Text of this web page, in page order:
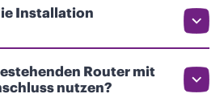
Installation
Router mit
nutzen?